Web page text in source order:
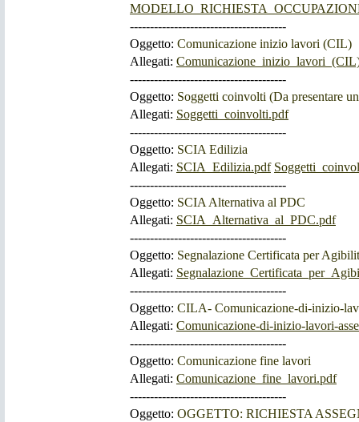
---------------------------------------
Oggetto: Comunicazione inizio lavori (CIL)
Allegati:
---------------------------------------
Oggetto: Soggetti coinvolti (Da presentare
Allegati: Soggetti_coinvolti.pdf
---------------------------------------
Oggetto: SCIA Edilizia
Allegati: SCIA_Edilizia.pdf
---------------------------------------
Oggetto: SCIA Alternativa al PDC
Allegati: SCIA_Alternativa_al_PDC.pdf
---------------------------------------
Oggetto: Segnalazione Certificata per
Allegati:
---------------------------------------
Oggetto: CILA- Comunicazione-di-inizio-
Allegati: Comunicazione-di-inizio-lavori-
---------------------------------------
Oggetto: Comunicazione fine lavori
Allegati: Comunicazione_fine_lavori.pdf
---------------------------------------
Oggetto: OGGETTO: RICHIESTA